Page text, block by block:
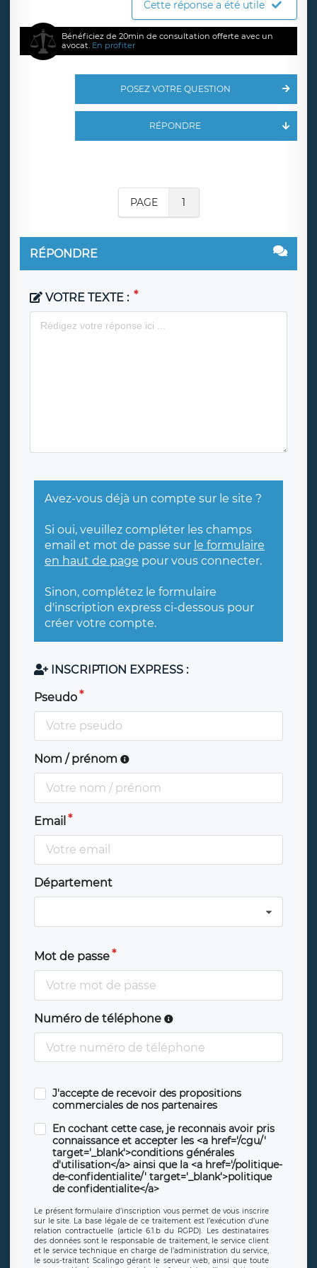
Cette réponse a été utile
Bénéficiez de 20min de consultation offerte avec un
avocat. En profiter
POSEZ VOTRE QUESTION
RÉPONDRE
PAGE 1
RÉPONDRE
VOTRE TEXTE :
Avez-vous déjà un compte sur le site ?
Si oui, veuillez compléter les champs
email et mot de passe sur le formulaire
en haut de page pour vous connecter.
Sinon, complétez le formulaire
d'inscription express ci-dessous pour
créer votre compte.
INSCRIPTION EXPRESS :
Pseudo
Nom / prénom
Email
Département
Mot de passe
Numéro de téléphone
J'accepte de recevoir des propositions
commerciales de nos partenaires
En cochant cette case, je reconnais avoir pris
connaissance et accepter les <a href='/cgu/'
target='_blank'>conditions générales
d'utilisation</a> ainsi que la <a href='/politique-
de-confidentialite/' target='_blank'>politique
de confidentialite</a>
Le présent formulaire d’inscription vous permet de vous inscrire
sur le site. La base légale de ce traitement est l’exécution d’une
relation contractuelle (article 6.1.b du RGPD). Les destinataires
des données sont le responsable de traitement, le service client
et le service technique en charge de l’administration du service,
le sous-traitant Scalingo gérant le serveur web, ainsi que toute